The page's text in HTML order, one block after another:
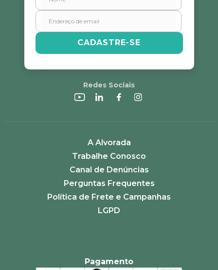
CADASTRE-SE
Redes Sociais
A Alvorada
Trabalhe Conosco
Canal de Denúncias
Perguntas Frequentes
Política de Frete e Campanhas
LGPD
Pagamento